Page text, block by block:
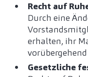
Recht auf
Durch eine
erhalten, ihr
Gesetzliche